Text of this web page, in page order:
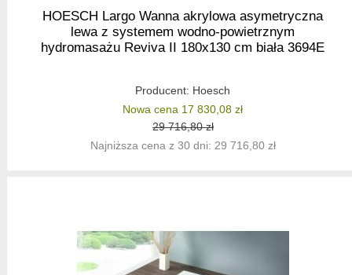
HOESCH Largo Wanna akrylowa asymetryczna
lewa z systemem wodno-powietrznym
hydromasażu Reviva II 180x130 cm biała 3694E
Producent: Hoesch
Nowa cena 17 830,08 zł
29 716,80 zł
Najniższa cena z 30 dni: 29 716,80 zł